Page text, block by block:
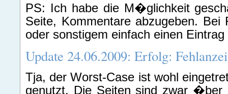
PS: Ich habe die M�glichkeit
Seite, Kommentare abzugeben. Bei
oder sonstigem einfach einen
Update 24.06.2009: Erfolg:
Tja, der Worst-Case ist wohl
genutzt. Die Seiten sind zwar